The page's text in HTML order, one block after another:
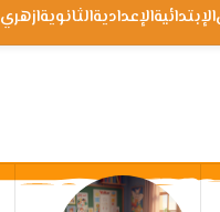
الإبتدائيةالإعداديةالثانويةازهري